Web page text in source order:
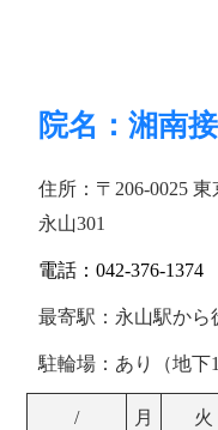
院名：湘南
住所：〒206-0025
永山301
電話：042-376-1374
最寄駅：永山駅から
駐輪場：あり（地下1
/ 月 火